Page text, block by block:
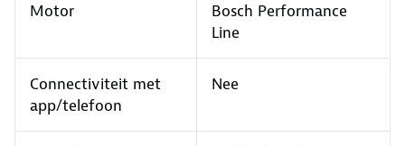
Motor
Bosch Performance
Line
Connectiviteit met
app/telefoon
Nee